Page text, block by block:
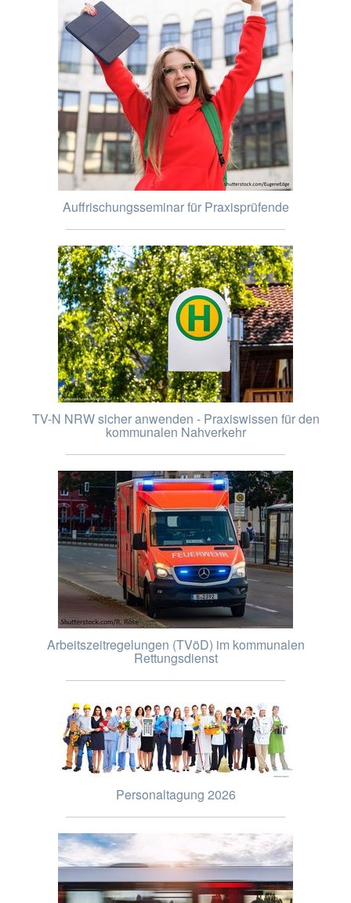
Auffrischungsseminar für Praxisprüfende
TV-N NRW sicher anwenden - Praxiswissen für den
kommunalen Nahverkehr
Arbeitszeitregelungen (TVöD) im kommunalen
Rettungsdienst
Personaltagung 2026